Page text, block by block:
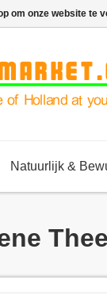
Natuurlijk &
om onze website te